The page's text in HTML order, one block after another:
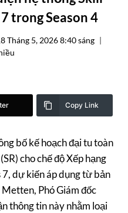
trong Season 4
Tháng 5, 2026 8:40 sáng
Copy Link
bố kế hoạch đại tu toàn
cho chế độ Xếp hạng
dự kiến áp dụng từ bản
Phó Giám đốc
thông tin này nhằm loại